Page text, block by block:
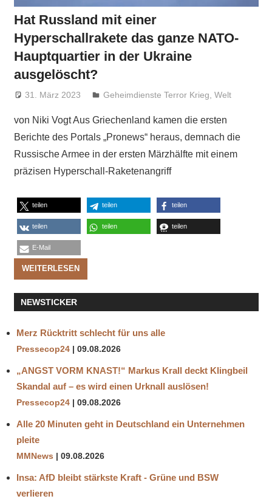
Hat Russland mit einer
Hyperschallrakete das ganze NATO-
Hauptquartier in der Ukraine
ausgelöscht?
31. März 2023 Niki Vogt
Geheimdienste Terror Krieg ,Welt
von Niki Vogt Aus Griechenland kamen die ersten
Berichte des Portals „Pronews“ heraus, demnach die
Russische Armee in der ersten Märzhälfte mit einem
präzisen Hyperschall-Raketenangriff
teilen teilen teilen
teilen teilen teilen
E-Mail
WEITERLESEN
NEWSTICKER
Merz Rücktritt schlecht für uns alle
Pressecop24 09.08.2026
„ANGST VORM KNAST!“ Markus Krall deckt Klingbeil
Skandal auf – es wird einen Urknall auslösen!
Pressecop24 09.08.2026
Alle 20 Minuten geht in Deutschland ein Unternehmen
pleite
MMNews 09.08.2026
Insa: AfD bleibt stärkste Kraft - Grüne und BSW
verlieren